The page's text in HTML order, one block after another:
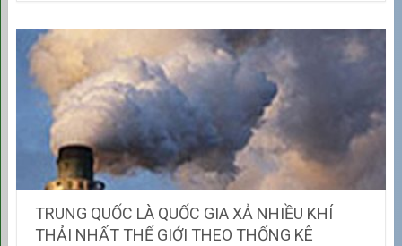
TRUNG QUỐC LÀ QUỐC GIA XẢ NHIỀU KHÍ
THẢI NHẤT THẾ GIỚI THEO THỐNG KÊ